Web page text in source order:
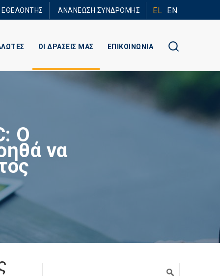
ΕΘΕΛΟΝΤΗΣ ΑΝΑΝΕΩΣΗ ΣΥΝΔΡΟΜΗΣ EL EN
ΟΙ ΔΡΑΣΕΙΣ ΜΑΣ ΕΠΙΚΟΙΝΩΝΙΑ
Ο
να